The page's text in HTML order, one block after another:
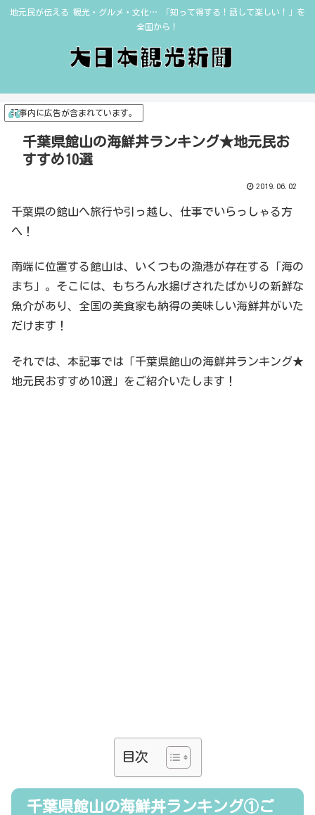
地元民が伝える 観光・グルメ・文化… 「知って得する！話して楽しい！」を
全国から！
記事内に広告が含まれています。
千葉県館山の海鮮丼ランキング★地元民お
すすめ10選
2019.06.02
千葉県の館山へ旅行や引っ越し、仕事でいらっしゃる方
へ！
南端に位置する館山は、いくつもの漁港が存在する「海の
まち」。そこには、もちろん水揚げされたばかりの新鮮な
魚介があり、全国の美食家も納得の美味しい海鮮丼がいた
だけます！
それでは、本記事では「千葉県館山の海鮮丼ランキング★
地元民おすすめ10選」をご紹介いたします！
目次
千葉県館山の海鮮丼ランキング①ご